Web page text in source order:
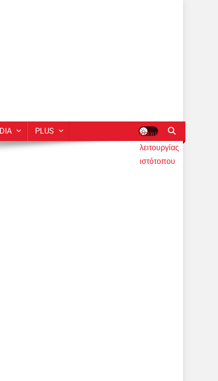
PLUS
κουμπί
λειτουργίας
ιστότοπου